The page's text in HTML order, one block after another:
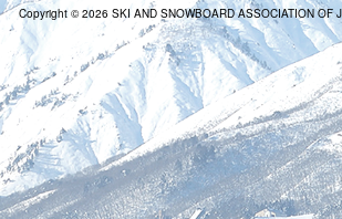
Copyright © 2026 SKI AND SNOWBOARD ASSOCIATION OF